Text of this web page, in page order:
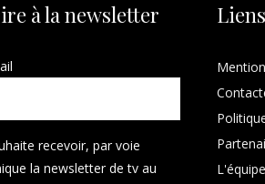
à la newsletter
recevoir, par voie
la newsletter de tv au
L'équipe